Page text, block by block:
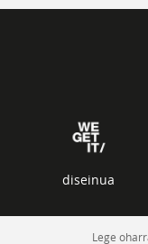
diseinua
Lege